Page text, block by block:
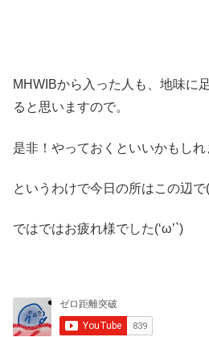
MHWIBから入った人も、地味に
ると思いますので。
是非！やっておくといいかもしれ
というわけで今日の所はこの辺で
ではではお疲れ様でした(‘ω’`)